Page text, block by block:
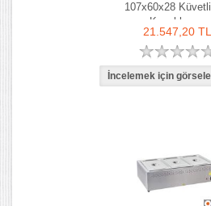
107x60x28 Küvetli
Kapaklı
21.547,20 TL